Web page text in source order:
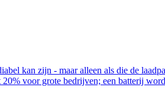
kan zijn - maar alleen als die de
voor grote bedrijven; een batterij